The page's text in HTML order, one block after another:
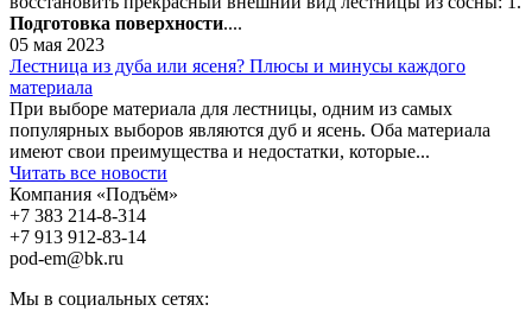
Подготовка поверхности....
05 мая 2023
Лестница из дуба или ясеня? Плюсы и минусы каждого
материала
При выборе материала для лестницы, одним из самых
популярных выборов являются дуб и ясень. Оба материала
имеют свои преимущества и недостатки, которые...
Читать все новости
Компания «Подъём»
+7 383 214-8-314
+7 913 912-83-14
pod-em@bk.ru
Мы в социальных сетях: